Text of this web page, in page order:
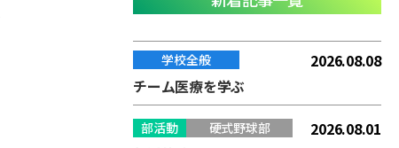
学校全般
2026.08.08
チーム医療を学ぶ
部活動 硬式野球部
2026.08.01